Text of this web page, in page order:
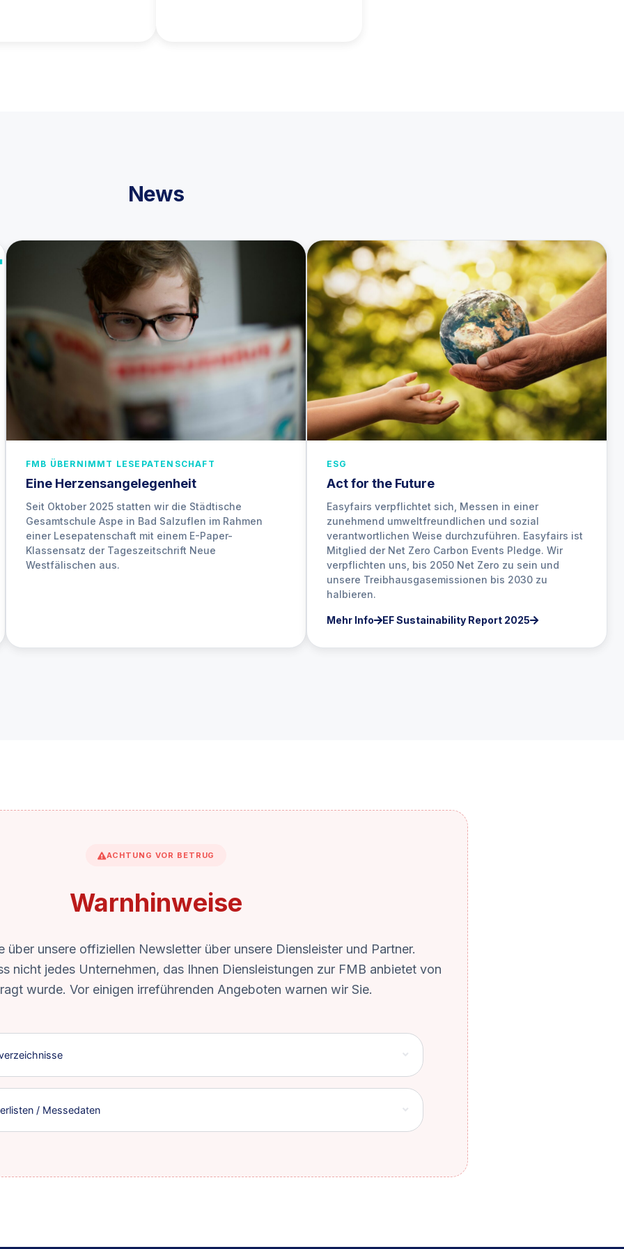
News
FMB ÜBERNIMMT LESEPATENSCHAFT
Eine Herzensangelegenheit
Seit Oktober 2025 statten wir die Städtische
Gesamtschule Aspe in Bad Salzuflen im Rahmen
einer Lesepatenschaft mit einem E-Paper-
Klassensatz der Tageszeitschrift Neue
Westfälischen aus.
ESG
Act for the Future
Easyfairs verpflichtet sich, Messen in einer
zunehmend umweltfreundlichen und sozial
verantwortlichen Weise durchzuführen. Easyfairs ist
Mitglied der Net Zero Carbon Events Pledge. Wir
verpflichten uns, bis 2050 Net Zero zu sein und
unsere Treibhausgasemissionen bis 2030 zu
halbieren.
Mehr Info EF Sustainability Report 2025
ACHTUNG VOR BETRUG
Warnhinweise
über unsere offiziellen Newsletter über unsere Diensleister und Partner.
nicht jedes Unternehmen, das Ihnen Diensleistungen zur FMB anbietet von
wurde. Vor einigen irreführenden Angeboten warnen wir Sie.
/ Messedaten